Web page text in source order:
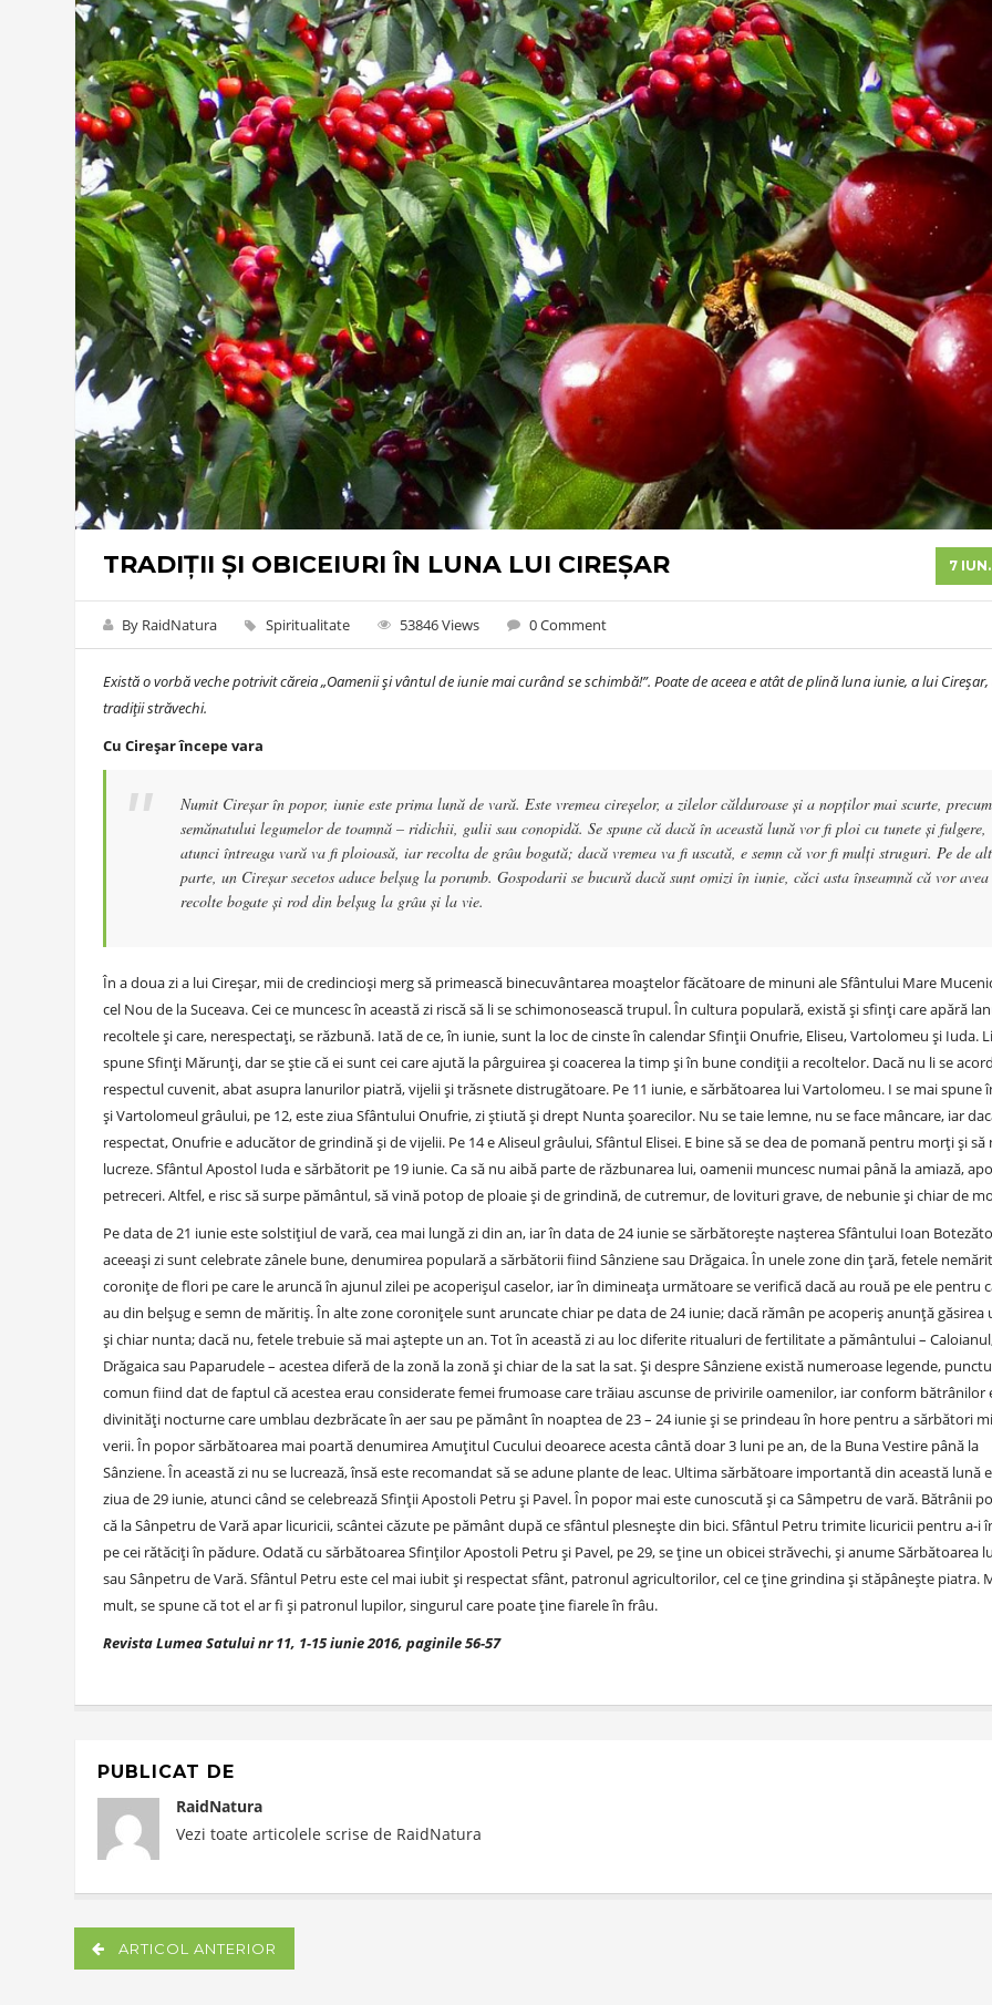
TRADIȚII ȘI OBICEIURI ÎN LUNA LUI CIREȘAR 7
By RaidNatura Spiritualitate 53846 Views 0 Comment
Există o vorbă veche potrivit căreia „Oamenii şi vântul de iunie mai curând se schimbă!”. Poate de aceea e atât de plină luna iunie, a lui Cireșar,
tradiții străvechi.
Cu Cireșar începe vara
Numit Cireşar în popor, iunie este prima lună de vară. Este vremea cireşelor, a zilelor călduroase şi a nopţilor mai scurte,
semănatului legumelor de toamnă – ridichii, gulii sau conopidă. Se spune că dacă în această lună vor fi ploi cu tunete şi fulgere,
atunci întreaga vară va fi ploioasă, iar recolta de grâu bogată; dacă vremea va fi uscată, e semn că vor fi mulţi struguri. Pe de
parte, un Cireșar secetos aduce belșug la porumb. Gospodarii se bucură dacă sunt omizi în iunie, căci asta înseamnă că vor avea
recolte bogate și rod din belșug la grâu și la vie.
În a doua zi a lui Cireșar, mii de credincioși merg să primească binecuvântarea moaștelor făcătoare de minuni ale Sfântului Mare
cel Nou de la Suceava. Cei ce muncesc în această zi riscă să li se schimonosească trupul. În cultura populară, există și sfinți care apără
recoltele și care, nerespectați, se răzbună. Iată de ce, în iunie, sunt la loc de cinste în calendar Sfinții Onufrie, Eliseu, Vartolomeu și Iuda.
spune Sfinți Mărunți, dar se știe că ei sunt cei care ajută la pârguirea și coacerea la timp și în bune condiții a recoltelor. Dacă nu li se
respectul cuvenit, abat asupra lanurilor piatră, vijelii și trăsnete distrugătoare. Pe 11 iunie, e sărbătoarea lui Vartolomeu. I se mai spune
și Vartolomeul grâului, pe 12, este ziua Sfântului Onufrie, zi știută și drept Nunta șoarecilor. Nu se taie lemne, nu se face mâncare, iar
respectat, Onufrie e aducător de grindină și de vijelii. Pe 14 e Aliseul grâului, Sfântul Elisei. E bine să se dea de pomană pentru morți și să
lucreze. Sfântul Apostol Iuda e sărbătorit pe 19 iunie. Ca să nu aibă parte de răzbunarea lui, oamenii muncesc numai până la amiază,
petreceri. Altfel, e risc să surpe pământul, să vină potop de ploaie și de grindină, de cutremur, de lovituri grave, de nebunie și chiar de
Pe data de 21 iunie este solstițiul de vară, cea mai lungă zi din an, iar în data de 24 iunie se sărbătorește nașterea Sfântului Ioan
aceeași zi sunt celebrate zânele bune, denumirea populară a sărbătorii fiind Sânziene sau Drăgaica. În unele zone din țară, fetele
coronițe de flori pe care le aruncă în ajunul zilei pe acoperișul caselor, iar în dimineața următoare se verifică dacă au rouă pe ele pentru
au din belșug e semn de măritiș. În alte zone coronițele sunt aruncate chiar pe data de 24 iunie; dacă rămân pe acoperiș anunță găsirea
și chiar nunta; dacă nu, fetele trebuie să mai aștepte un an. Tot în această zi au loc diferite ritualuri de fertilitate a pământului –
Drăgaica sau Paparudele – acestea diferă de la zonă la zonă și chiar de la sat la sat. Și despre Sânziene există numeroase legende,
comun fiind dat de faptul că acestea erau considerate femei frumoase care trăiau ascunse de privirile oamenilor, iar conform bătrânilor
divinități nocturne care umblau dezbrăcate în aer sau pe pământ în noaptea de 23 – 24 iunie și se prindeau în hore pentru a sărbători
verii. În popor sărbătoarea mai poartă denumirea Amuțitul Cucului deoarece acesta cântă doar 3 luni pe an, de la Buna Vestire până la
Sânziene. În această zi nu se lucrează, însă este recomandat să se adune plante de leac. Ultima sărbătoare importantă din această lună
ziua de 29 iunie, atunci când se celebrează Sfinții Apostoli Petru și Pavel. În popor mai este cunoscută și ca Sâmpetru de vară. Bătrânii
că la Sânpetru de Vară apar licuricii, scântei căzute pe pământ după ce sfântul plesneşte din bici. Sfântul Petru trimite licuricii pentru a-i
pe cei rătăciţi în pădure. Odată cu sărbătoarea Sfinților Apostoli Petru și Pavel, pe 29, se ține un obicei străvechi, și anume Sărbătoarea
sau Sânpetru de Vară. Sfântul Petru este cel mai iubit şi respectat sfânt, patronul agricultorilor, cel ce ţine grindina şi stăpâneşte piatra.
mult, se spune că tot el ar fi și patronul lupilor, singurul care poate ține fiarele în frâu.
Revista Lumea Satului nr 11, 1-15 iunie 2016, paginile 56-57
PUBLICAT DE
RaidNatura
Vezi toate articolele scrise de RaidNatura
ARTICOL ANTERIOR